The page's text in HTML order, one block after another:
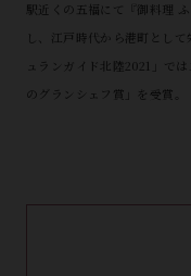
駅近くの五福にて『御料理
し、江戸時代から港町とし
ュランガイド北陸2021」で
のグランシェフ賞」を受賞。